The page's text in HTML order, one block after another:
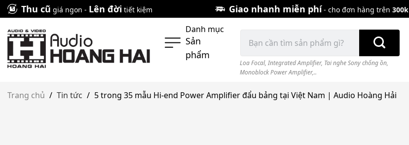
Skip
to
content
Thu cũ giá ngon - Lên đời tiết kiệm Giao nhanh miễn phí- cho đơn hàng trên 300k
Danh mục
Sản
phẩm
kiếm:
Loa Focal, Integrated Amplifier, Tai nghe Sony chống ồn,
Monoblock Power Amplifier,..
Trang chủ / Tin tức / 5 trong 35 mẫu Hi-end Power Amplifier đẩu bảng tại Việt Nam | Audio Hoàng Hải